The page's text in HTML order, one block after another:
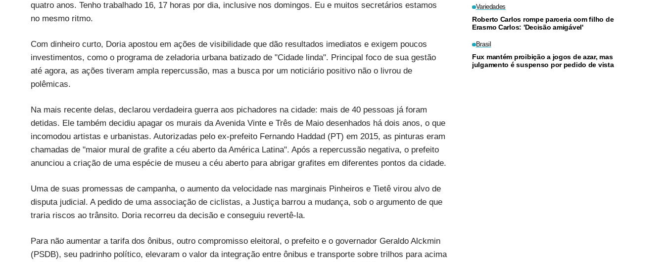
quatro anos. Tenho trabalhado 16, 17 horas por dia, inclusive nos domingos. Eu e muitos secretários estamos
no mesmo ritmo.
Com dinheiro curto, Doria apostou em ações de visibilidade que dão resultados imediatos e exigem poucos
investimentos, como o programa de zeladoria urbana batizado de "Cidade linda". Principal foco de sua gestão
até agora, as ações tiveram ampla repercussão, mas a busca por um noticiário positivo não o livrou de
polêmicas.
Na mais recente delas, declarou verdadeira guerra aos pichadores na cidade: mais de 40 pessoas já foram
detidas. Ele também decidiu apagar os murais da Avenida Vinte e Três de Maio desenhados há dois anos, o que
incomodou artistas e urbanistas. Autorizadas pelo ex-prefeito Fernando Haddad (PT) em 2015, as pinturas eram
chamadas de "maior mural de grafite a céu aberto da América Latina". Após a repercussão negativa, o prefeito
anunciou a criação de uma espécie de museu a céu aberto para abrigar grafites em diferentes pontos da cidade.
Uma de suas promessas de campanha, o aumento da velocidade nas marginais Pinheiros e Tietê virou alvo de
disputa judicial. A pedido de uma associação de ciclistas, a Justiça barrou a mudança, sob o argumento de que
traria riscos ao trânsito. Doria recorreu da decisão e conseguiu revertê-la.
Para não aumentar a tarifa dos ônibus, outro compromisso eleitoral, o prefeito e o governador Geraldo Alckmin
(PSDB), seu padrinho político, elevaram o valor da integração entre ônibus e transporte sobre trilhos para acima
Variedades
Roberto Carlos rompe parceria com filho de
Erasmo Carlos: 'Decisão amigável'
Brasil
Fux mantém proibição a jogos de azar, mas
julgamento é suspenso por pedido de vista